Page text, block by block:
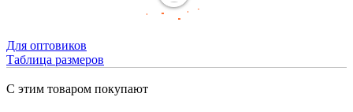
Для оптовиков
Таблица размеров
С этим товаром покупают